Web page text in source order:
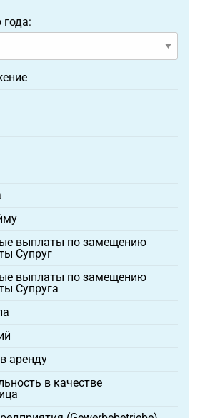
выплаты по замещению
Супруг
выплаты по замещению
Супруга
аренду
в качестве